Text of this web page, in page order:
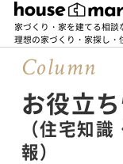
家づくり・家を建てる相談
理想の家づくり・家探し・
Column
お役立
（住宅知
報）